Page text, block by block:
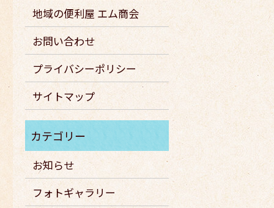
地域の便利屋 エム商会
お問い合わせ
プライバシーポリシー
サイトマップ
お知らせ
フォトギャラリー